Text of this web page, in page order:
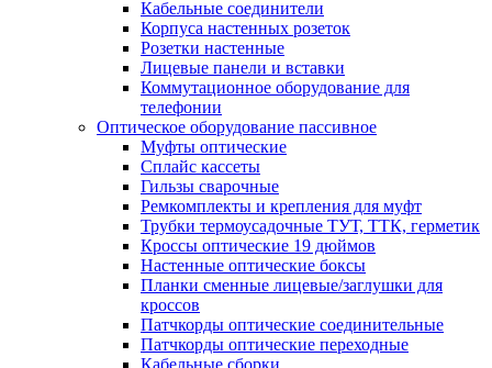
Кабельные соединители
Корпуса настенных розеток
Розетки настенные
Лицевые панели и вставки
Коммутационное оборудование для
телефонии
Оптическое оборудование пассивное
Муфты оптические
Сплайс кассеты
Гильзы сварочные
Ремкомплекты и крепления для муфт
Трубки термоусадочные ТУТ, ТТК, герметик
Кроссы оптические 19 дюймов
Настенные оптические боксы
Планки сменные лицевые/заглушки для
кроссов
Патчкорды оптические соединительные
Патчкорды оптические переходные
Кабельные сборки